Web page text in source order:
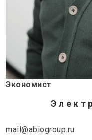
Экономист
mail@abiogroup.ru